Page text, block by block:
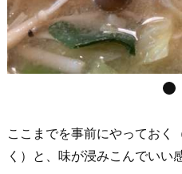
ここまでを事前にやっておく
く）と、味が浸みこんでいい